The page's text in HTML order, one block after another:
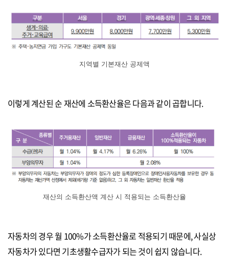
지역별 기본재산 공제액
이렇게 계산된 순 재산에 소득환산율은 다음과 같이 곱합니다.
재산의 소득환산액 계산 시 적용되는 소득환산율
자동차의 경우 월 100%가 소득환산율로 적용되기 때문에, 사실상
자동차가 있다면 기초생활수급자가 되는 것이 쉽지 않습니다.